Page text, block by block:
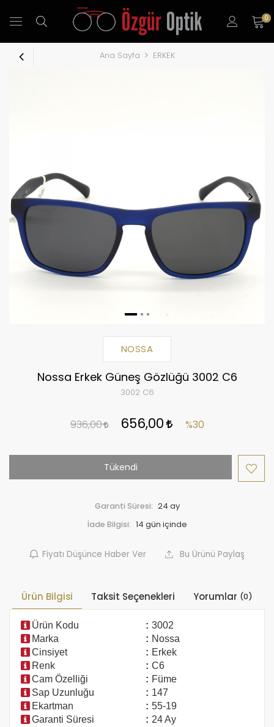
0
Ana Sayfa ERKEK
NOSSA
Nossa Erkek Güneş Gözlüğü 3002 C6
3002 C6
936,00 656,00 %30
Tükendi
Garanti Süresi: 24 ay
İade Bilgisi:
Fiyatı Düşünce Haber Ver Bu Ürünü Paylaş
Ürün Bilgisi Taksit Seçenekleri Yorumlar (0)
Ürün Kodu : 3002
Marka
: Nossa
Cinsiyet
: Erkek
Renk
: C6
Cam Özelliği
: Füme
Sap Uzunluğu
: 147
Ekartman
: 55-19
Garanti Süresi
: 24 Ay